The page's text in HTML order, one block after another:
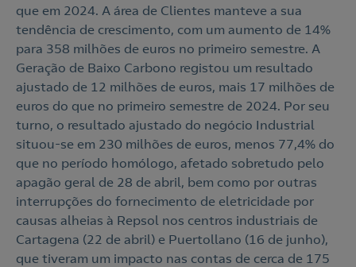
que em 2024. A área de Clientes manteve a sua
tendência de crescimento, com um aumento de 14%
para 358 milhões de euros no primeiro semestre. A
Geração de Baixo Carbono registou um resultado
ajustado de 12 milhões de euros, mais 17 milhões de
euros do que no primeiro semestre de 2024. Por seu
turno, o resultado ajustado do negócio Industrial
situou-se em 230 milhões de euros, menos 77,4% do
que no período homólogo, afetado sobretudo pelo
apagão geral de 28 de abril, bem como por outras
interrupções do fornecimento de eletricidade por
causas alheias à Repsol nos centros industriais de
Cartagena (22 de abril) e Puertollano (16 de junho),
que tiveram um impacto nas contas de cerca de 175